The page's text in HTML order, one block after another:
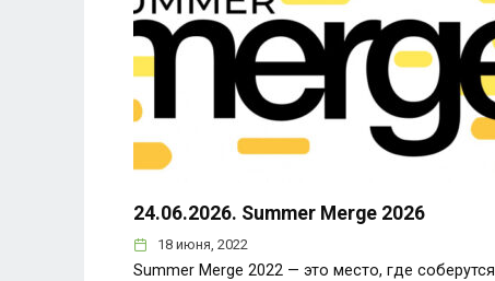
24.06.2026. Summer Merge 2026
18 июня, 2022
Summer Merge 2022 — это место, где соберутся